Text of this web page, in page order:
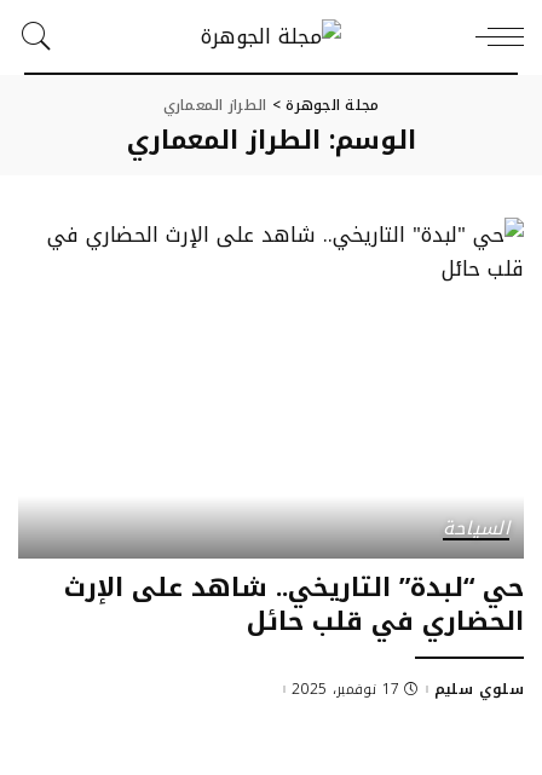
مجلة الجوهرة> الطراز المعماري
الوسم: الطراز المعماري
السياحة
حي “لبدة” التاريخي.. شاهد على الإرث
الحضاري في قلب حائل
سلوي سليم 17 نوفمبر، 2025